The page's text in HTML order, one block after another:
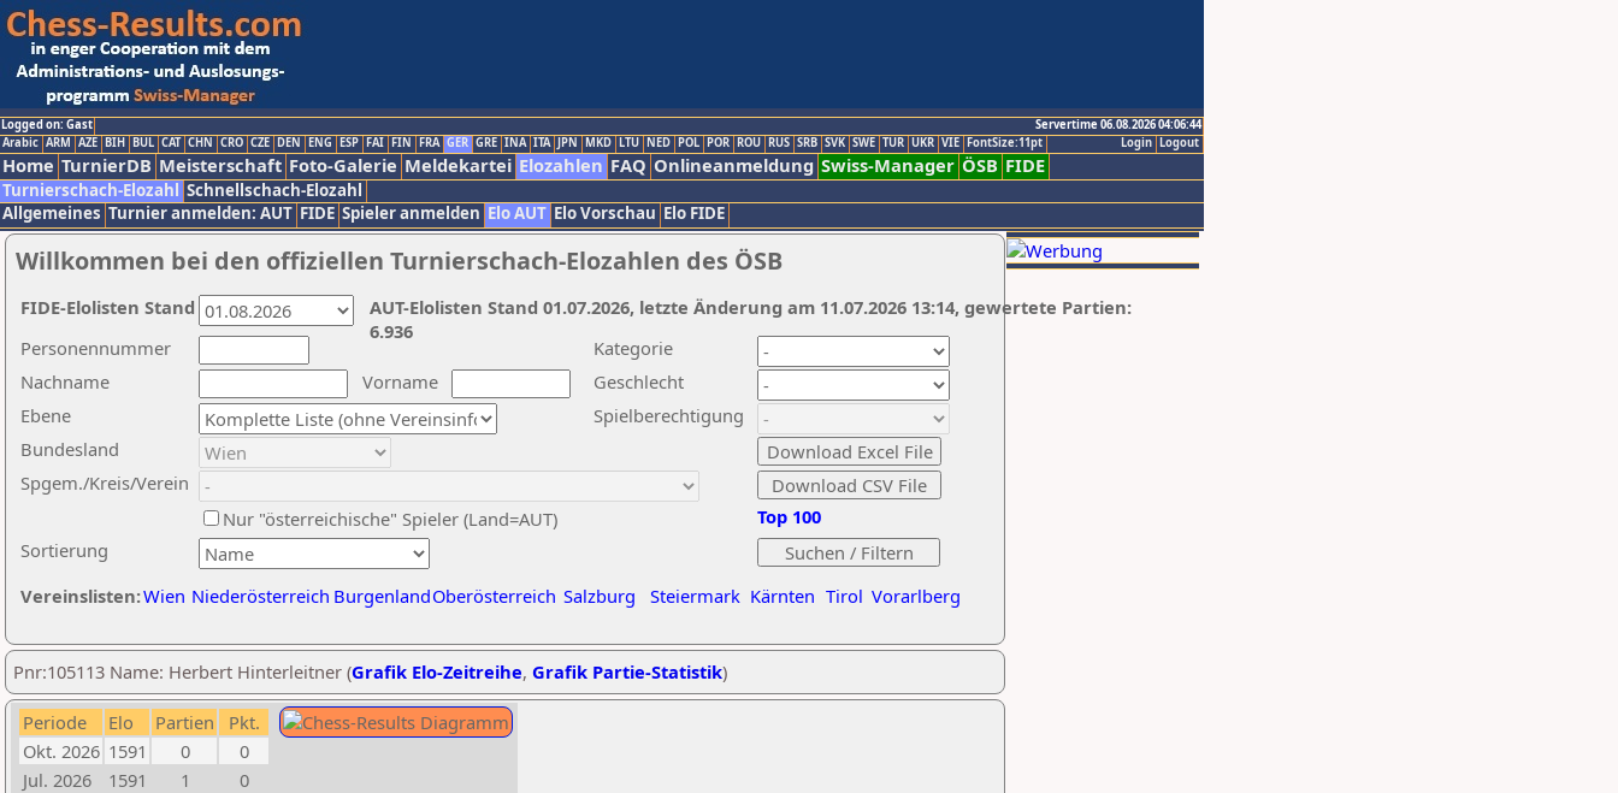
Logged on: Gast
Servertime 06.08.2026 04:06:44
Logout
Login
Arabic ARM AZE BIH BUL CAT CHN CRO CZE DEN ENG ESP FAI FIN FRA GER GRE INA ITA JPN MKD LTU NED POL POR ROU RUS SRB SVK SWE TUR UKR VIE FontSize:11pt
Home TurnierDB Meisterschaft Foto-Galerie Meldekartei Elozahlen FAQ Onlineanmeldung Swiss-Manager ÖSB FIDE
Turnierschach-Elozahl Schnellschach-Elozahl
Allgemeines Turnier anmelden: AUT FIDE Spieler anmelden Elo AUT Elo Vorschau Elo FIDE
Willkommen bei den offiziellen Turnierschach-Elozahlen des ÖSB
Nachname
Vorname
Ebene
Kategorie
Sortierung
Personennummer
Bundesland
Spgem./Kreis/Verein
Geschlecht
Nur "österreichische" Spieler (Land=AUT)
Spielberechtigung
Vereinslisten:Wien Niederösterreich BurgenlandOberösterreich Salzburg Steiermark Kärnten Tirol Vorarlberg
Top 100
AUT-Elolisten Stand 01.07.2026, letzte Änderung am 11.07.2026 13:14, gewertete Partien:
6.936
FIDE-Elolisten Stand
Pnr:105113 Name: Herbert Hinterleitner (Grafik Elo-Zeitreihe, Grafik Partie-Statistik)
Periode Elo Partien
Pkt.
Okt. 2026 1591 0
0
Jul. 2026
1591 1
0